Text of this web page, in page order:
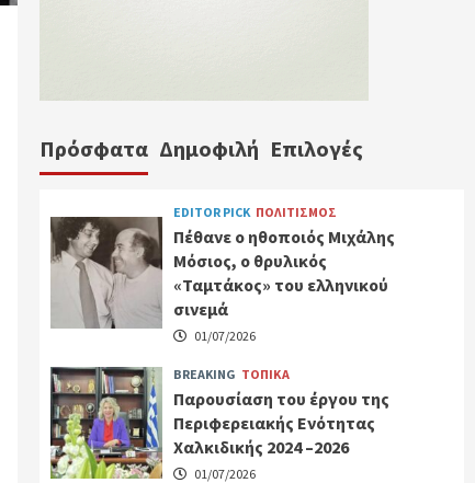
Πρόσφατα Δημοφιλή Επιλογές
EDITOR PICK ΠΟΛΙΤΙΣΜΟΣ
Πέθανε ο ηθοποιός Μιχάλης
Μόσιος, ο θρυλικός
«Ταμτάκος» του ελληνικού
σινεμά
01/07/2026
BREAKING ΤΟΠΙΚΑ
Παρουσίαση του έργου της
Περιφερειακής Ενότητας
Χαλκιδικής 2024 –2026
01/07/2026